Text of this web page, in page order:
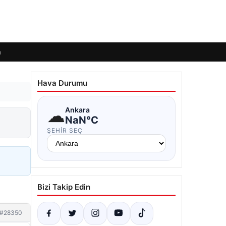
#28350
Hava Durumu
☁Ankara
NaN°C
ŞEHIR SEÇ
Bizi Takip Edin